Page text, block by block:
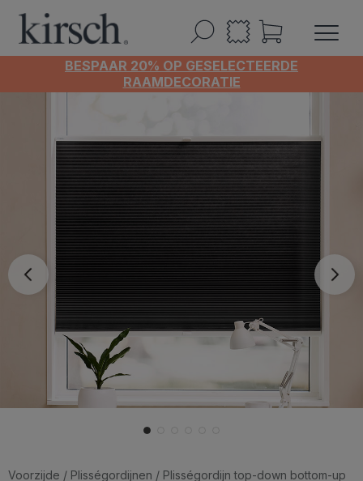
BESPAAR 20% OP GESELECTEERDE
RAAMDECORATIE
Voorzijde / Plisségordijnen / Plisségordijn top-down bottom-up